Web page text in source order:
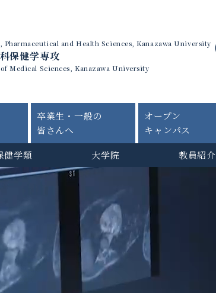
and Health Sciences, Kanazawa University
保健学専攻
Medical Sciences, Kanazawa University
卒業生・一般の
皆さんへ
オープン
キャンパス
健学類 大学院 教員紹介